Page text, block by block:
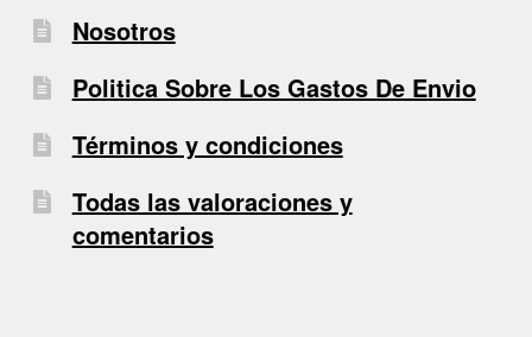
Nosotros
Politica Sobre Los Gastos De Envio
Términos y condiciones
Todas las valoraciones y
comentarios